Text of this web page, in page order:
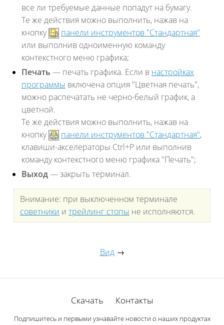
все ли требуемые данные попадут на бумагу.
Те же действия можно выполнить, нажав на
кнопку
панели инструментов "Стандартная"
или выполнив одноименную команду
контекстного меню графика;
Печать — печать графика. Если в настройках
программы включена опция "Цветная печать",
можно распечатать не черно-белый график, а
цветной.
Те же действия можно выполнить, нажав на
кнопку
панели инструментов "Стандартная",
клавиши-акселераторы Ctrl+P или выполнив
команду контекстного меню графика "Печать";
Выход— закрыть терминал.
Внимание: при выключенном терминале
советники и трейлинг стопы не исполняются.
Вид →
Скачать Контакты
Подпишитесь и первыми узнавайте новости о наших продуктах